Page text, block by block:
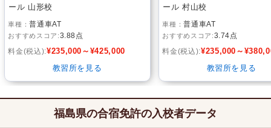
ール 山形校
普通車AT
3.88点
¥235,000～¥425,000
教習所を見る
ール 村山校
普通車AT
3.74点
¥235,000～
教習所を見る
福島県の合宿免許の入校者データ